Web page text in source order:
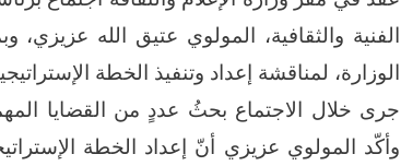
الفنية والثقافية، المولوي عتيق الله
الوزارة، لمناقشة إعداد وتنفيذ الخطة
جرى خلال الاجتماع بحثُ عددٍ من القضايا
وأكّد المولوي عزيزي أنّ إعداد الخطة